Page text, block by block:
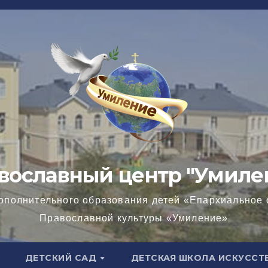
центр
образования детей
Православной культуры «Умиление»
ДЕТСКИЙ САД ДЕТСКАЯ ШКОЛА